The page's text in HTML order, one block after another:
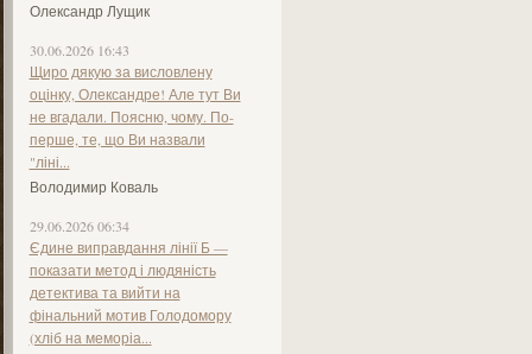
Олександр Лущик
30.06.2026 16:43
Щиро дякую за висловлену
оцінку, Олександре! Але тут Ви
не вгадали. Поясню, чому. По-
перше, те, що Ви назвали
"ліні...
Володимир Коваль
29.06.2026 06:34
Єдине виправдання лінії Б —
показати метод і людяність
детектива та вийти на
фінальний мотив Голодомору
(хліб на меморіа...